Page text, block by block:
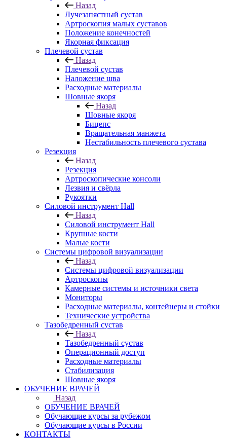
Назад
Лучезапястный сустав
Артроскопия малых суставов
Положение конечностей
Якорная фиксация
Плечевой сустав
Назад
Плечевой сустав
Наложение шва
Расходные материалы
Шовные якоря
Назад
Шовные якоря
Бицепс
Вращательная манжета
Нестабильность плечевого сустава
Резекция
Назад
Резекция
Артроскопические консоли
Лезвия и свёрла
Рукоятки
Силовой инструмент Hall
Назад
Силовой инструмент Hall
Крупные кости
Малые кости
Системы цифровой визуализации
Назад
Системы цифровой визуализации
Артроскопы
Камерные системы и источники света
Мониторы
Расходные материалы, контейнеры и стойки
Технические устройства
Тазобедренный сустав
Назад
Тазобедренный сустав
Операционный доступ
Расходные материалы
Стабилизация
Шовные якоря
ОБУЧЕНИЕ ВРАЧЕЙ
Назад
ОБУЧЕНИЕ ВРАЧЕЙ
Обучающие курсы за рубежом
Обучающие курсы в России
КОНТАКТЫ